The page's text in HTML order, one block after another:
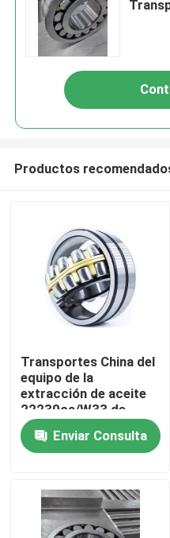
Casa
Vídeos
Productos
Transportes China del
equipo de la
extracción de aceite
22230ca/W33 de
Jacet
Enviar Consulta